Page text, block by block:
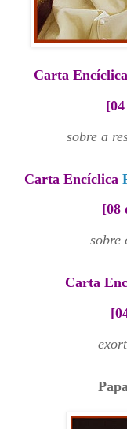
Carta Encíclica
sobre a
Carta Encíclica
[08
sobre
Carta